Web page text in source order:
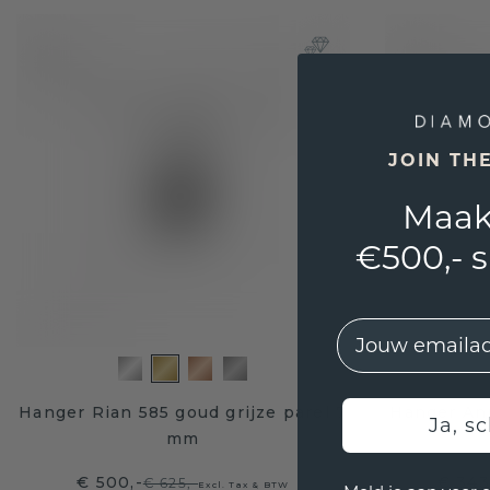
Hanger Rian 585 goud grijze parel 7
mm
€ 500,-€ 625,-Excl. Tax & BTW
Hanger
JOIN
€500,-
EMail
Ja,